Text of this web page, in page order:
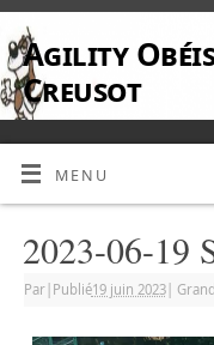
Agility
Creusot
MENU
2023-06-19
Par| Publié19 juin 2023|